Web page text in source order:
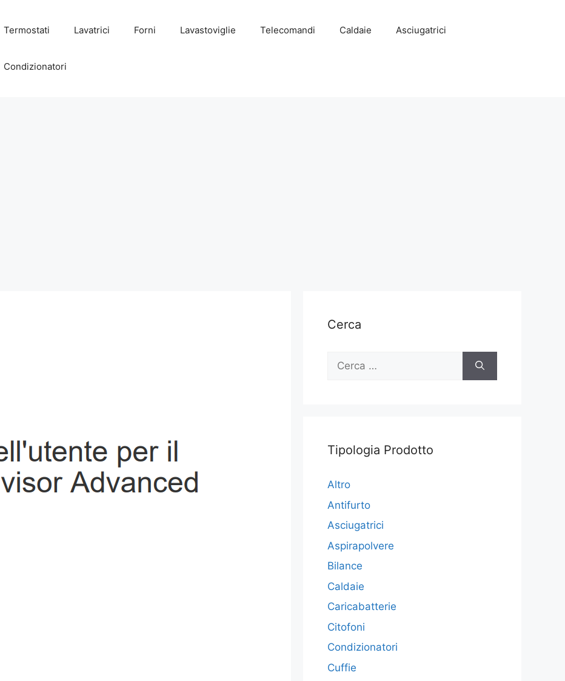
Termostati Lavatrici Forni Lavastoviglie Telecomandi Caldaie Asciugatrici
Condizionatori
Cerca
Ricerca
Tipologia Prodotto
Altro
Antifurto
Asciugatrici
Aspirapolvere
Bilance
Caldaie
Caricabatterie
Citofoni
Condizionatori
Cuffie